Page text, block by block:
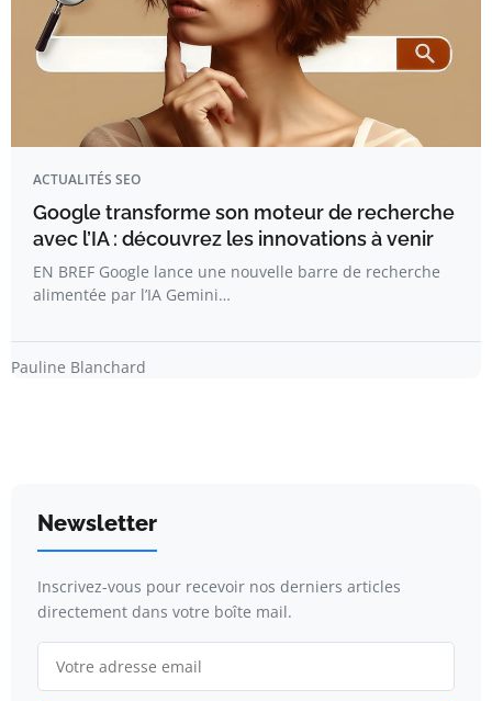
ACTUALITÉS SEO
Google transforme son moteur de recherche
avec l’IA : découvrez les innovations à venir
EN BREF Google lance une nouvelle barre de recherche
alimentée par l’IA Gemini…
Pauline Blanchard
Newsletter
Inscrivez-vous pour recevoir nos derniers articles
directement dans votre boîte mail.